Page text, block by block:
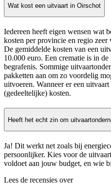
Wat kost een uitvaart in Oirschot
Iedereen heeft eigen wensen wat
kosten per provincie en regio
De gemiddelde kosten van een
10.000 euro. Een crematie is in
begrafenis. Sommige
pakketten aan om zo voordelig
uitvoeren. Wanneer er een
(gedeeltelijke) kosten.
Heeft het echt zin om
Ja! Dit werkt net zoals bij
persoonlijker. Kies voor de
voldoet aan jouw budget, en wie
Lees de recensies over